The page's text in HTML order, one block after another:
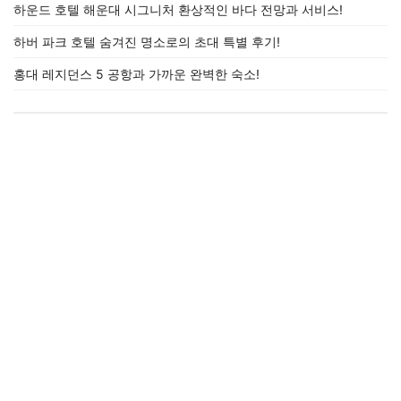
하운드 호텔 해운대 시그니처 환상적인 바다 전망과 서비스!
하버 파크 호텔 숨겨진 명소로의 초대 특별 후기!
홍대 레지던스 5 공항과 가까운 완벽한 숙소!